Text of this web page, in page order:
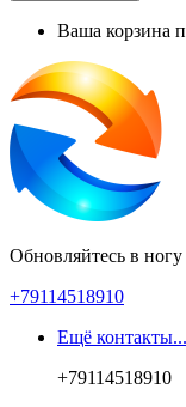
Ваша корзина
Обновляйтесь в
+79114518910
Ещё контакты...
+79114518910